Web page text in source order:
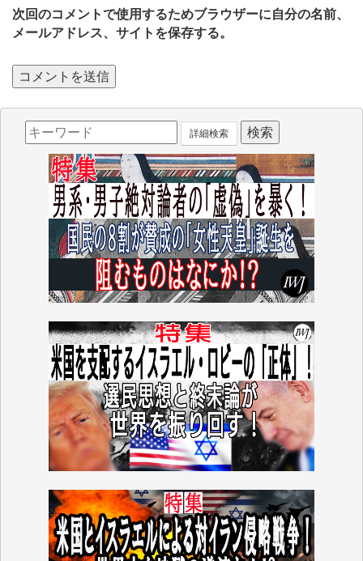
次回のコメントで使用するためブラウザーに自分の名前、
メールアドレス、サイトを保存する。
詳細検索